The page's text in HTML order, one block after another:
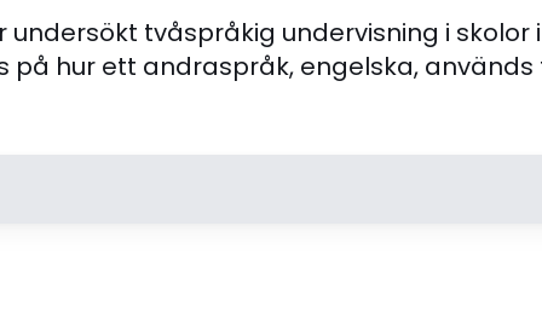
undersökt tvåspråkig undervisning i skolor
på hur ett andraspråk, engelska,